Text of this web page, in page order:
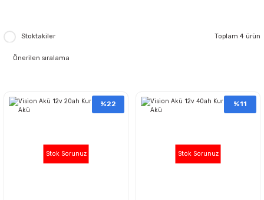
Stoktakiler Toplam 4 ürün
Stok Sorunuz
%22
Stok Sorunuz
%11